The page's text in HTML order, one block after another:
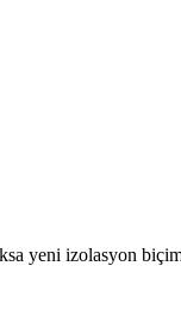
yeni izolasyon